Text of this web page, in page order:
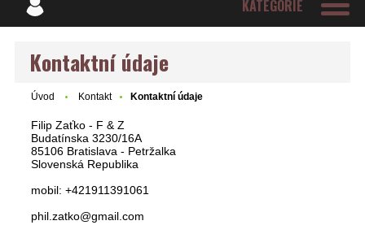
KATEGORIE
Kontaktní údaje
Úvod Kontakt Kontaktní údaje
Filip Zaťko - F & Z
Budatínska 3230/16A
85106 Bratislava - Petržalka
Slovenská Republika
mobil: +421911391061
phil.zatko@gmail.com